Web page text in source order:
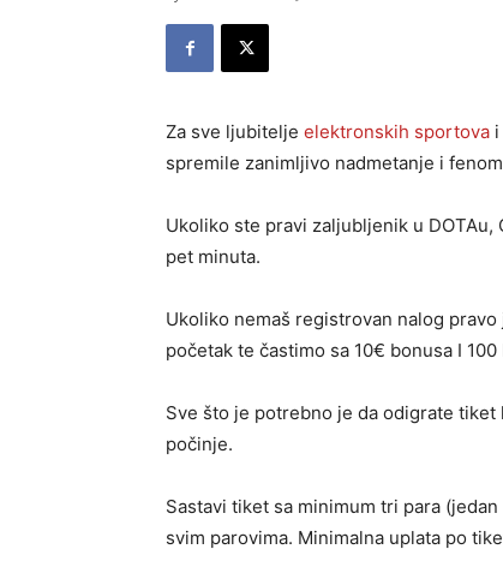
Za sve ljubitelje elektronskih sportova
spremile zanimljivo nadmetanje i
Ukoliko ste pravi zaljubljenik u DOTAu,
pet minuta.
Ukoliko nemaš registrovan nalog
početak te častimo sa 10€ bonusa I
Sve što je potrebno je da odigrate
počinje.
Sastavi tiket sa minimum tri para
svim parovima. Minimalna uplata po